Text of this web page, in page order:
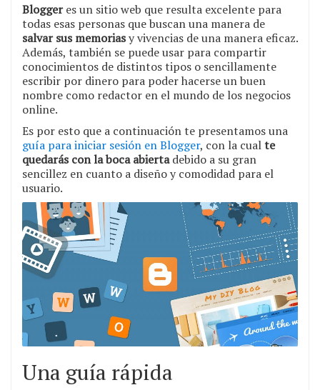
Bloggeres un sitio web que resulta excelente para
todas esas personas que buscan una manera de
salvar sus memoriasy vivencias de una manera eficaz.
Además, también se puede usar para compartir
conocimientos de distintos tipos o sencillamente
escribir por dinero para poder hacerse un buen
nombre como redactor en el mundo de los negocios
online.
Es por esto que a continuación te presentamos una
guía para iniciar sesión en Blogger, con la cualte
quedarás con la boca abiertadebido a su gran
sencillez en cuanto a diseño y comodidad para el
usuario.
Una guía rápida